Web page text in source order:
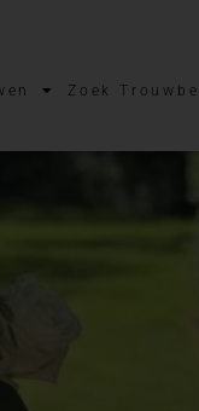
Zoek